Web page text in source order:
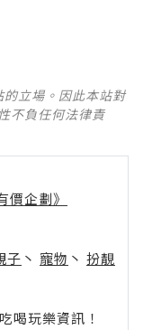
立場。因此本站對
不負任何法律責
價企劃》
子 丶 寵物 丶 扮靚
喝玩樂資訊！